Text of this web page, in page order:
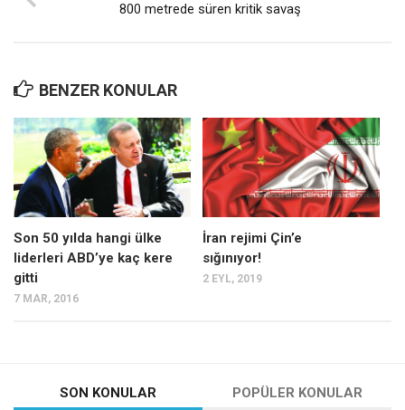
Karisi kitap sualleri
Manzara
Sağlık
Gıda-Beslenme
Türkiye
Afrika
800 metrede süren kritik savaş
BENZER KONULAR
Son 50 yılda hangi ülke
liderleri ABD’ye kaç kere
gitti
7 MAR, 2016
İran rejimi Çin’e
sığınıyor!
2 EYL, 2019
SON KONULAR POPÜLER KONULAR